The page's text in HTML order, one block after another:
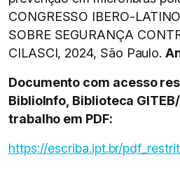
CONGRESSO IBERO-
SOBRE SEGURANÇA
CILASCI, 2024, São Paulo.
Documento com acesso
BiblioInfo, Biblioteca
trabalho em PDF:
https://escriba.ipt.br/